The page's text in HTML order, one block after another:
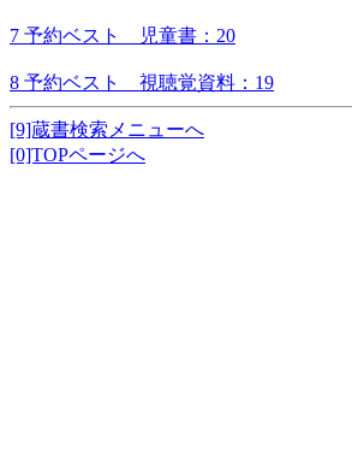
7 予約ベスト 児童書：20
8 予約ベスト 視聴覚資料：19
[9]蔵書検索メニューへ
[0]TOPページへ